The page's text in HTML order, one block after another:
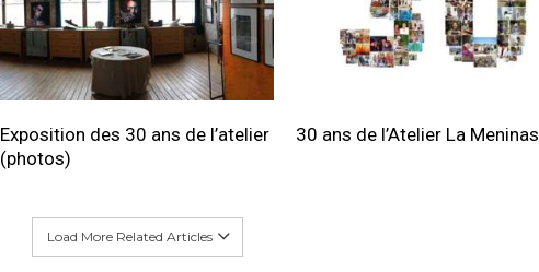
Exposition des 30 ans de l’atelier
(photos)
30 ans de l’Atelier La Meninas
Load More Related Articles